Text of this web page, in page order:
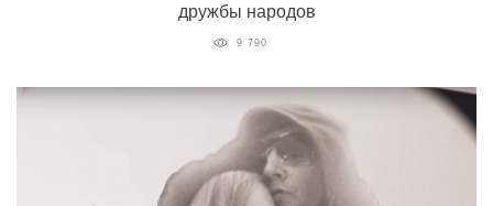
дружбы народов
9 790